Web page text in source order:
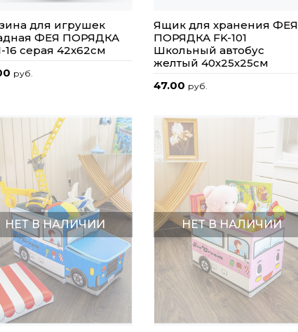
для игрушек
ФЕЯ ПОРЯДКА
16 серая 42х62см
руб.
Ящик для хранения ФЕЯ
ПОРЯДКА FK-101
Школьный автобус
желтый 40х25х25см
47.00 руб.
НЕТ В НАЛИЧИИ НЕТ В НАЛИЧИИ